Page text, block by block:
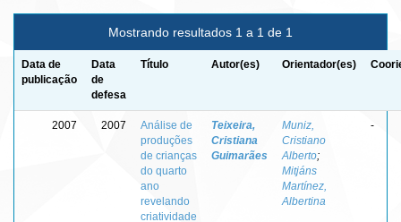
Mostrando resultados 1 a 1 de 1
Data de
publicação
Data
de
defesa
Título Autor(es) Orientador(es)
2007 2007
Análise de
produções
de crianças
do quarto
ano
revelando
criatividade
Teixeira,
Cristiana
Guimarães
Muniz,
Cristiano
Alberto;
Mitjáns
Martínez,
Albertina
-